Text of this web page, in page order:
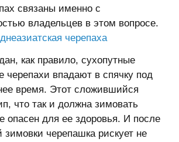
связаны именно с
владельцев в этом вопросе.
черепаха
как правило, сухопутные
черепахи впадают в спячку под
время. Этот сложившийся
что так и должна зимовать
опасен для ее здоровья. И после
зимовки черепашка рискует не